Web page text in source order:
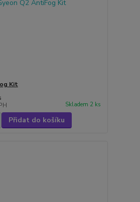
Kit
Skladem 2 ks
Přidat do košíku